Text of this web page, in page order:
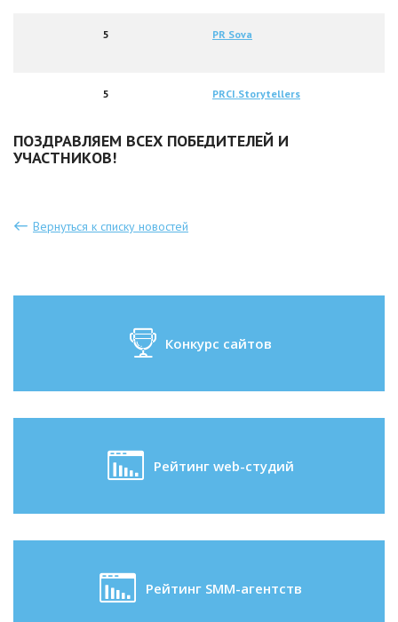
5 PR Sova
5 PRCI.Storytellers
ПОЗДРАВЛЯЕМ ВСЕХ ПОБЕДИТЕЛЕЙ И
УЧАСТНИКОВ!
Вернуться к списку новостей
Конкурс сайтов
Рейтинг web-студий
Рейтинг SMM-агентств